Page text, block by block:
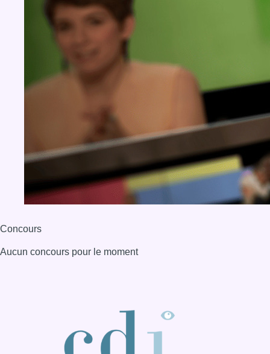
Concours
Aucun concours pour le moment